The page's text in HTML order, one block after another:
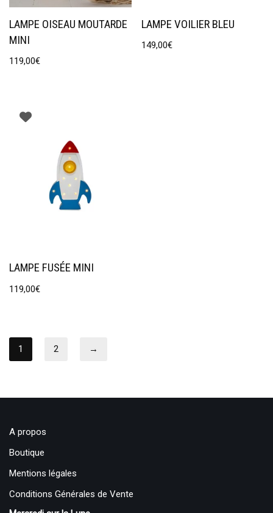
LAMPE OISEAU MOUTARDE
MINI
119,00€
LAMPE VOILIER BLEU
149,00€
LAMPE FUSÉE MINI
119,00€
1 2 →
A propos
Boutique
Mentions légales
Conditions Générales de Vente